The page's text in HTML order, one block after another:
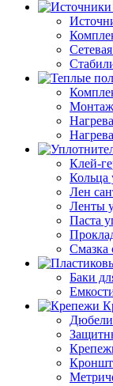
Клей-
Кольца
Лен
Ленты
Паста
Смазка
Баки
Дюбели